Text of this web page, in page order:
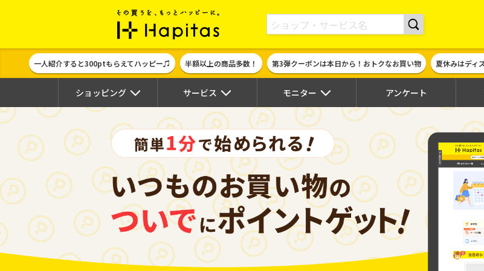
ポイント貯めて現金やギフト券に交換できるポイントサイト | ハピタス
一人紹介すると300ptもらえてハッピー♫ 半額以上の商品多数！ 第3弾クーポンは本日から！おトクなお買い物 夏休みはディ
ショッピング サービス モニター アンケート